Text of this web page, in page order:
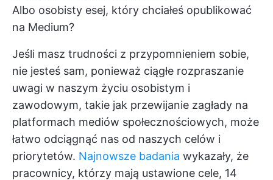
Albo osobisty esej, który chciałeś opublikować
na Medium?
Jeśli masz trudności z przypomnieniem sobie,
nie jesteś sam, ponieważ ciągłe rozpraszanie
uwagi w naszym życiu osobistym i
zawodowym, takie jak przewijanie zagłady na
platformach mediów społecznościowych, może
łatwo odciągnąć nas od naszych celów i
priorytetów. Najnowsze badania wykazały, że
pracownicy, którzy mają ustawione cele, 14